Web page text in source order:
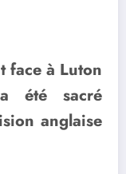
face à Luton
été sacré
anglaise